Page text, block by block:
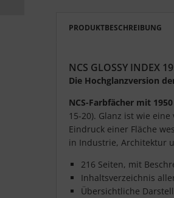
PRODUKTBESCHREIBUNG
NCS GLOSSY INDEX
Die Hochglanzversion
NCS-Farbfächer mit
15-20). Glanz ist wie
Eindruck einer Fläche
in Industrie, Architektur
216 Seiten, mit
Inhaltsverzeichnis
Übersichtliche